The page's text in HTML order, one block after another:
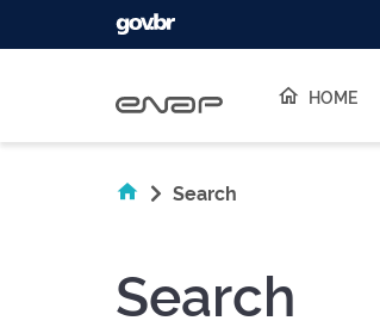
HOME
Search
Search